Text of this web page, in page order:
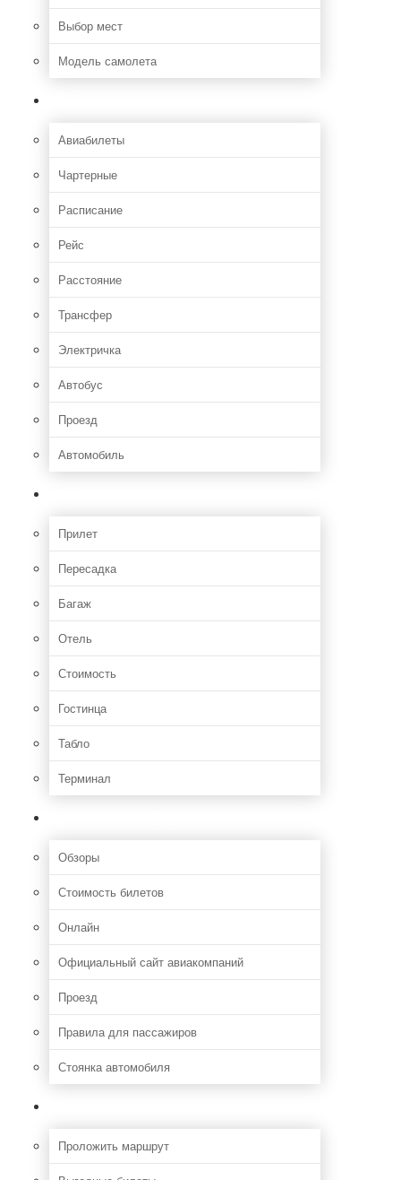
Выбор мест
Модель самолета
Авиабилеты
Чартерные
Расписание
Рейс
Расстояние
Трансфер
Электричка
Автобус
Проезд
Автомобиль
Прилет
Пересадка
Багаж
Отель
Стоимость
Гостинца
Табло
Терминал
Обзоры
Стоимость билетов
Онлайн
Официальный сайт авиакомпаний
Проезд
Правила для пассажиров
Стоянка автомобиля
Проложить маршрут